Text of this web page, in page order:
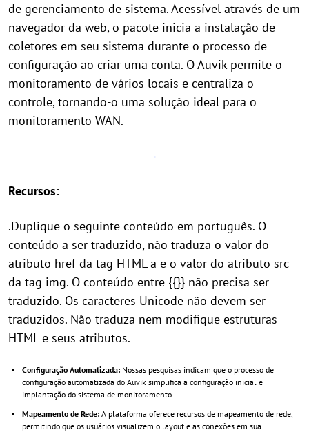
de gerenciamento de sistema. Acessível através de um
navegador da web, o pacote inicia a instalação de
coletores em seu sistema durante o processo de
configuração ao criar uma conta. O Auvik permite o
monitoramento de vários locais e centraliza o
controle, tornando-o uma solução ideal para o
monitoramento WAN.
Recursos:
.Duplique o seguinte conteúdo em português. O
conteúdo a ser traduzido, não traduza o valor do
atributo href da tag HTML a e o valor do atributo src
da tag img. O conteúdo entre {{}} não precisa ser
traduzido. Os caracteres Unicode não devem ser
traduzidos. Não traduza nem modifique estruturas
HTML e seus atributos.
Configuração Automatizada: Nossas pesquisas indicam que o processo de
configuração automatizada do Auvik simplifica a configuração inicial e
implantação do sistema de monitoramento.
Mapeamento de Rede: A plataforma oferece recursos de mapeamento de rede,
permitindo que os usuários visualizem o layout e as conexões em sua